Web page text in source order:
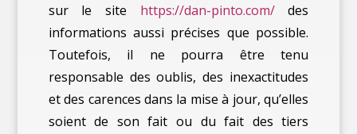
sur le site https://dan-pinto.com/des
informations aussi précises que possible.
Toutefois, il ne pourra être tenu
responsable des oublis, des inexactitudes
et des carences dans la mise à jour, qu’elles
soient de son fait ou du fait des tiers